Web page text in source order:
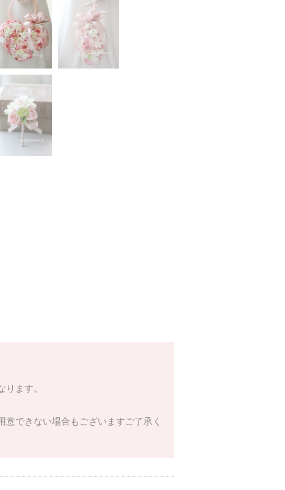
ます。
できない場合もございますご了承く